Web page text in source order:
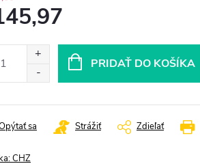
PRIDAŤ DO KOŠÍKA
sa Strážiť Zdieľať
CHZ